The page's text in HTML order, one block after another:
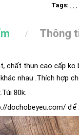
Tags: , , ,
Thông
thun cao cấp ko
nhau .Thích hợp
80k.
dochobeyeu.com/ để